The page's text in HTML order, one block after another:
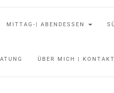
MITTAG-| ABENDESSEN
ÜBER MICH | KONTAKT